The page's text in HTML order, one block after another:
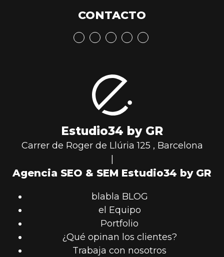
CONTACTO
Estudio34 by GR
Carrer de Roger de Llúria 125 , Barcelona
Agencia SEO & SEM Estudio34 by GR
blabla BLOG
el Equipo
Portfolio
¿Qué opinan los clientes?
Trabaja con nosotros